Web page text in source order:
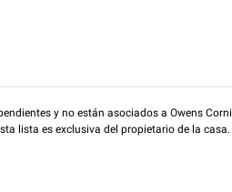
y no están asociados a Owens
lista es exclusiva del propietario de la